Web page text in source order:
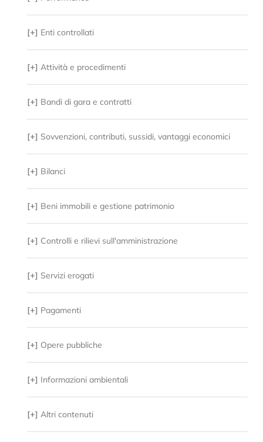
[+] Enti controllati
[+] Attività e procedimenti
[+] Bandi di gara e contratti
[+] Sovvenzioni, contributi, sussidi, vantaggi economici
[+] Bilanci
[+] Beni immobili e gestione patrimonio
[+] Controlli e rilievi sull'amministrazione
[+] Servizi erogati
[+] Pagamenti
[+] Opere pubbliche
[+] Informazioni ambientali
[+] Altri contenuti